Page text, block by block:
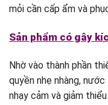
mỏi cần cấp ẩm và
Sản phẩm có gây
Nhờ vào thành phần
quyền nhẹ nhàng,
nhạy cảm và giảm